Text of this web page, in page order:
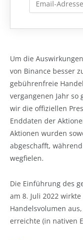
Um die
von Binance besser
gebührenfreie
vergangenen Jahr
wir die offiziellen
Enddaten der
Aktionen wurden
abgeschafft,
wegfielen.
Die Einführung des
am 8. Juli 2022
Handelsvolumen
erreichte (in nativen